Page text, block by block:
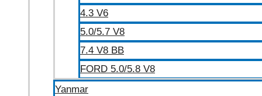
4.3 V6
5.0/5.7 V8
7.4 V8 BB
FORD 5.0/5.8 V8
Yanmar